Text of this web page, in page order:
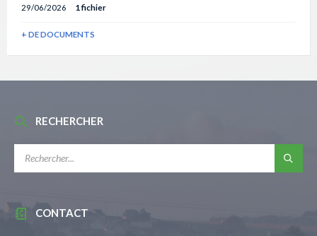
29/06/2026 1 fichier
+ DE DOCUMENTS
RECHERCHER
CONTACT